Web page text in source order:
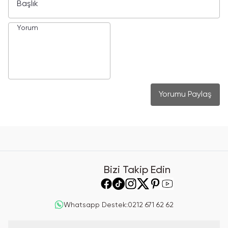
Yorumu Paylaş
Bizi Takip Edin
Whatsapp Destek:0212 671 62 62